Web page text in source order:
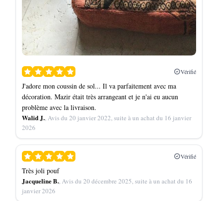
Vérifié
J'adore mon coussin de sol... Il va parfaitement avec ma
décoration. Mazir était très arrangeant et je n'ai eu aucun
problème avec la livraison.
Walid J., Avis du 20 janvier 2022, suite à un achat du 16 janvier
2026
Vérifié
Très joli pouf
Jacqueline B., Avis du 20 décembre 2025, suite à un achat du 16
janvier 2026